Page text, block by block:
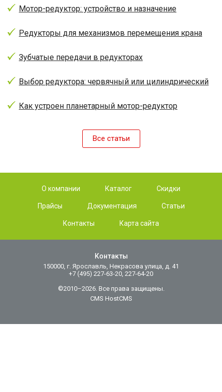
Мотор-редуктор: устройство и назначение
Редукторы для механизмов перемещения крана
Зубчатые передачи в редукторах
Выбор редуктора: червячный или цилиндрический
Как устроен планетарный мотор-редуктор
Все статьи
О компании Каталог Скидки
Прайсы Документация Статьи
Контакты Карта сайта
Контакты
150000, г. Ярославль, Некрасова улица, д. 41
+7 (495) 227-63-20, 227-64-20
©2010–2026. Все права защищены.
CMS HostCMS